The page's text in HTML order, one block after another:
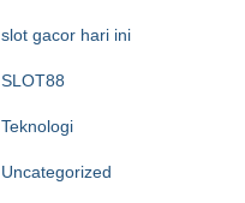
slot gacor hari ini
SLOT88
Teknologi
Uncategorized